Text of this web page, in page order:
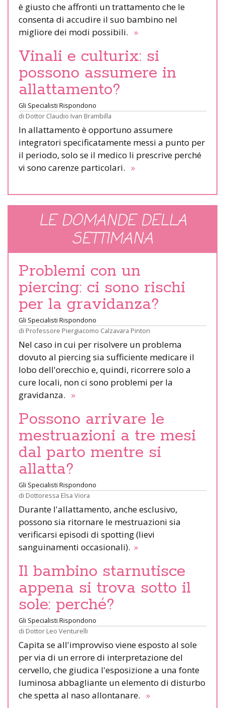
è giusto che affronti un trattamento che le
consenta di accudire il suo bambino nel
migliore dei modi possibili. »
Vinali e culturix: si
possono assumere in
allattamento?
Gli Specialisti Rispondono
di Dottor Claudio Ivan Brambilla
In allattamento è opportuno assumere
integratori specificatamente messi a punto per
il periodo, solo se il medico li prescrive perché
vi sono carenze particolari. »
LE DOMANDE DELLA
SETTIMANA
Problemi con un
piercing: ci sono rischi
per la gravidanza?
Gli Specialisti Rispondono
di Professore Piergiacomo Calzavara Pinton
Nel caso in cui per risolvere un problema
dovuto al piercing sia sufficiente medicare il
lobo dell'orecchio e, quindi, ricorrere solo a
cure locali, non ci sono problemi per la
gravidanza. »
Possono arrivare le
mestruazioni a tre mesi
dal parto mentre si
allatta?
Gli Specialisti Rispondono
di Dottoressa Elsa Viora
Durante l'allattamento, anche esclusivo,
possono sia ritornare le mestruazioni sia
verificarsi episodi di spotting (lievi
sanguinamenti occasionali). »
Il bambino starnutisce
appena si trova sotto il
sole: perché?
Gli Specialisti Rispondono
di Dottor Leo Venturelli
Capita se all'improvviso viene esposto al sole
per via di un errore di interpretazione del
cervello, che giudica l'esposizione a una fonte
luminosa abbagliante un elemento di disturbo
che spetta al naso allontanare. »